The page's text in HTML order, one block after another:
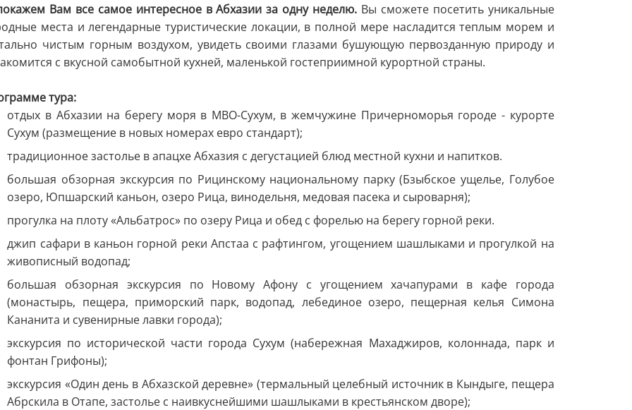
Вам все самое интересное в Абхазии за одну неделю. Вы сможете посетить уникальные
места и легендарные туристические локации, в полной мере насладится теплым морем и
чистым горным воздухом, увидеть своими глазами бушующую первозданную природу и
с вкусной самобытной кухней, маленькой гостеприимной курортной страны.
тура:
отдых в Абхазии на берегу моря в МВО-Сухум, в жемчужине Причерноморья городе - курорте
Сухум (размещение в новых номерах евро стандарт);
традиционное застолье в апацхе Абхазия с дегустацией блюд местной кухни и напитков.
большая обзорная экскурсия по Рицинскому национальному парку (Бзыбское ущелье, Голубое
озеро, Юпшарский каньон, озеро Рица, винодельня, медовая пасека и сыроварня);
прогулка на плоту «Альбатрос» по озеру Рица и обед с форелью на берегу горной реки.
джип сафари в каньон горной реки Апстаа с рафтингом, угощением шашлыками и прогулкой на
живописный водопад;
большая обзорная экскурсия по Новому Афону с угощением хачапурами в кафе города
(монастырь, пещера, приморский парк, водопад, лебединое озеро, пещерная келья Симона
Кананита и сувенирные лавки города);
экскурсия по исторической части города Сухум (набережная Махаджиров, колоннада, парк и
фонтан Грифоны);
экскурсия «Один день в Абхазской деревне» (термальный целебный источник в Кындыге, пещера
Абрскила в Отапе, застолье с наивкуснейшими шашлыками в крестьянском дворе);